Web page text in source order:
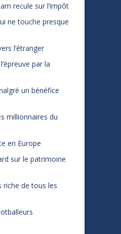
recule sur l’impôt
ne touche presque
l’étranger
par la
un bénéfice
millionnaires du
en Europe
sur le patrimoine
riche de tous les